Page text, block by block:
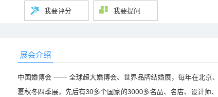
我要评分 我要提问
展会介绍
中国婚博会 —— 全球超大婚博会、世界品牌结婚展，每年在北京
夏秋冬四季展，先后有30多个国家的3000多名品、名店、设计